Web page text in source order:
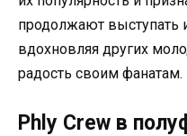
продолжают выступать
вдохновляя других
радость своим фанатам.
Phly Crew в